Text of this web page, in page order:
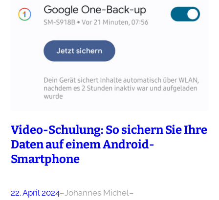
Video-Schulung: So sichern Sie Ihre
Daten auf einem Android-
Smartphone
22. April 2024–Johannes Michel–